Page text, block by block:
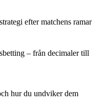
efter matchens ramar
– från decimaler till
hur du undviker dem